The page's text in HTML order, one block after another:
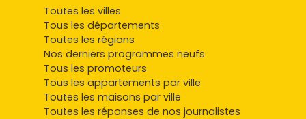
Toutes les villes
Tous les départements
Toutes les régions
Nos derniers programmes neufs
Tous les promoteurs
Tous les appartements par ville
Toutes les maisons par ville
Toutes les réponses de nos journalistes